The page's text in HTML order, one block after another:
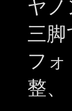
ヤノ
三
フ
整、